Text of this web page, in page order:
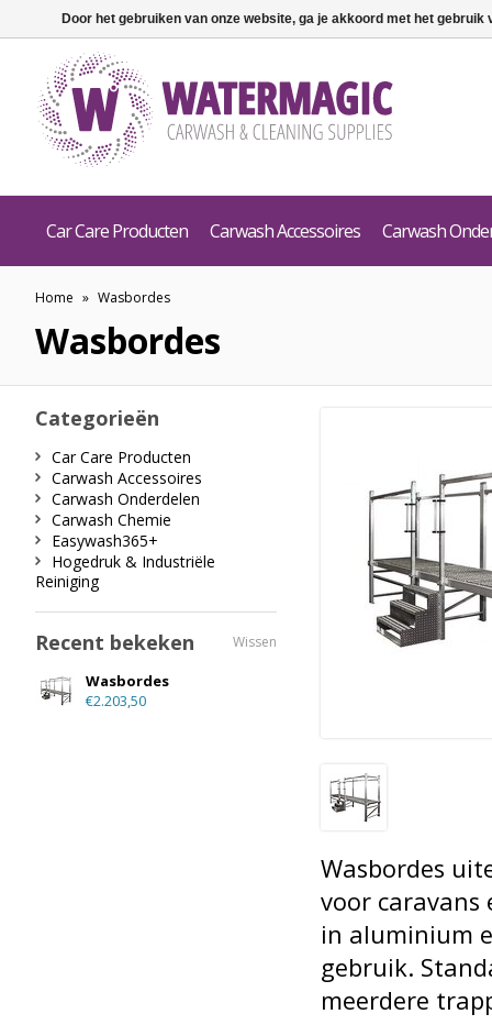
Car Care Producten Carwash Accessoires Carwash
Home » Wasbordes
Wasbordes
Wasbordes
voor caravans
in aluminium
gebruik.
meerdere
Categorieën
Car Care Producten
Carwash Accessoires
Carwash Onderdelen
Carwash Chemie
Easywash365+
Hogedruk & Industriële
Reiniging
Recent bekeken Wissen
Wasbordes
€2.203,50
Door het gebruiken van onze website, ga je akkoord met het